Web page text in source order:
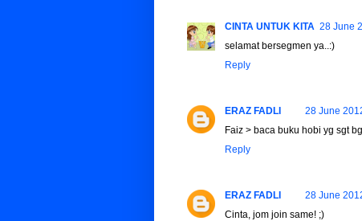
CINTA UNTUK KITA 28 June
selamat bersegmen ya..:)
Reply
ERAZ FADLI
28 June
Faiz > baca buku hobi yg sgt
Reply
ERAZ FADLI
28 June
Cinta, jom join same! ;)